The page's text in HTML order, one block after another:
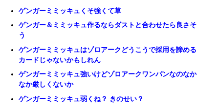
ゲンガーミミッキュくそ強くて草
ゲンガー＆ミミッキュ作るならダストと合わせたら良さそ
う
ゲンガーミミッキュはゾロアークどうこうで採用を諦める
カードじゃないかもしれん
ゲンガーミミッキュ強いけどゾロアークワンパンなのなか
なか厳しくないか
ゲンガーミミッキュ弱くね？ きのせい？